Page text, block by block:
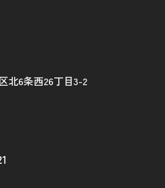
北6条西26丁目3-2